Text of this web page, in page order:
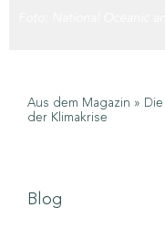
Aus dem Magazin »
der Klimakrise
Blog